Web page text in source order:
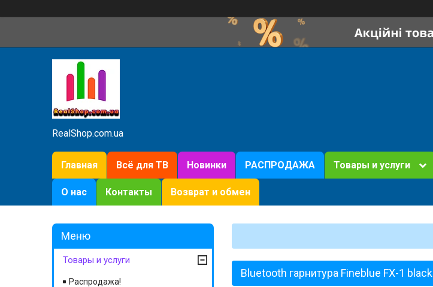
RealShop.com.ua
Главная Всё для ТВ Новинки РАСПРОДАЖА Товары и услуги
О нас Контакты Возврат и обмен
Bluetooth гарнитура Fineblue FX-1 black
Товары и услуги
Распродажа!